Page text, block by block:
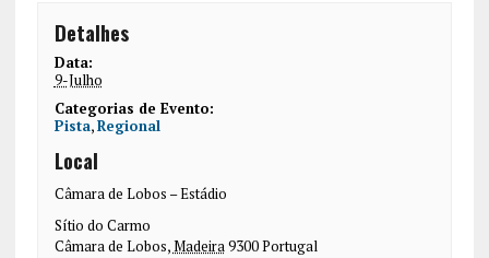
Detalhes
Data:
9-Julho
Categorias de Evento:
Pista,Regional
Local
Câmara de Lobos – Estádio
Sítio do Carmo
Câmara de Lobos,Madeira9300Portugal